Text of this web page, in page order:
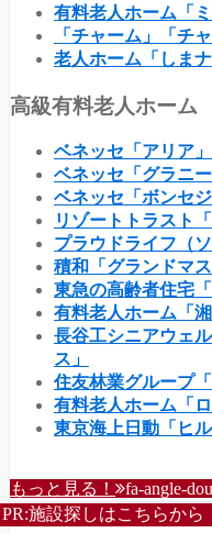
有料老人ホーム「ミ
「チャーム」「チ
老人ホーム「しま
高級有料老人ホーム
ベネッセ「アリア」
ベネッセ「グラニ
ベネッセ「ボンセジ
リゾートトラスト
プラウドライフ（
積和「グランドマス
東急の高齢者住宅
有料老人ホーム「
長谷工シニアウェ
ス」
住友林業グループ
有料老人ホーム「ロ
東京海上日動「ヒル
もっと見る！ fa-angle-
PR:施設探しはこちらから